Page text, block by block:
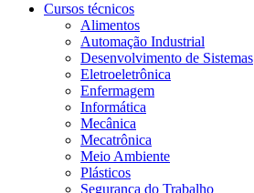
Cursos técnicos
Alimentos
Automação Industrial
Desenvolvimento de Sistemas
Eletroeletrônica
Enfermagem
Informática
Mecânica
Mecatrônica
Meio Ambiente
Plásticos
Segurança do Trabalho